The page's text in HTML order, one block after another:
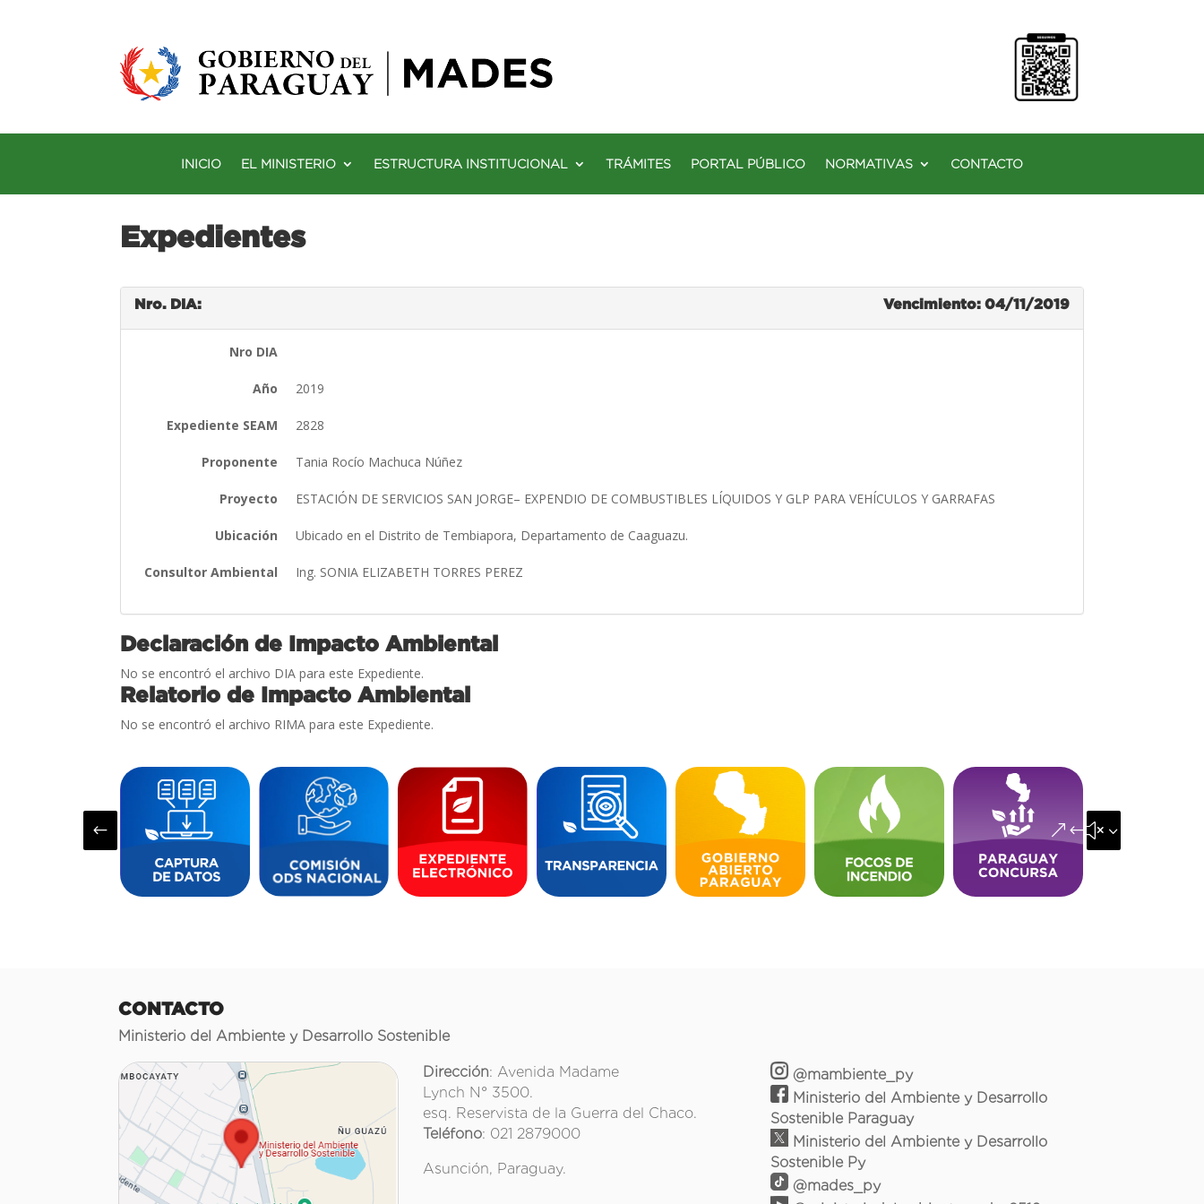
INICIO EL MINISTERIO ESTRUCTURA INSTITUCIONAL TRÁMITES PORTAL PÚBLICO NORMATIVAS CONTACTO
Expedientes
Nro. DIA: Vencimiento: 04/11/2019
Nro DIA
Año 2019
Expediente SEAM 2828
Proponente Tania Rocío Machuca Núñez
Proyecto ESTACIÓN DE SERVICIOS SAN JORGE– EXPENDIO DE COMBUSTIBLES LÍQUIDOS Y GLP PARA VEHÍCULOS Y GARRAFAS
Ubicación Ubicado en el Distrito de Tembiapora, Departamento de Caaguazu.
Consultor Ambiental Ing. SONIA ELIZABETH TORRES PEREZ
Declaración de Impacto Ambiental
No se encontró el archivo DIA para este Expediente.
Relatorio de Impacto Ambiental
No se encontró el archivo RIMA para este Expediente.
# &#x35;
CONTACTO
Ministerio del Ambiente y Desarrollo Sostenible
Dirección: Avenida Madame
Lynch N° 3500.
esq. Reservista de la Guerra del Chaco.
Teléfono: 021 2879000
Asunción, Paraguay.
@mambiente_py
Ministerio del Ambiente y Desarrollo
Sostenible Paraguay
Ministerio del Ambiente y Desarrollo
Sostenible Py
@mades_py